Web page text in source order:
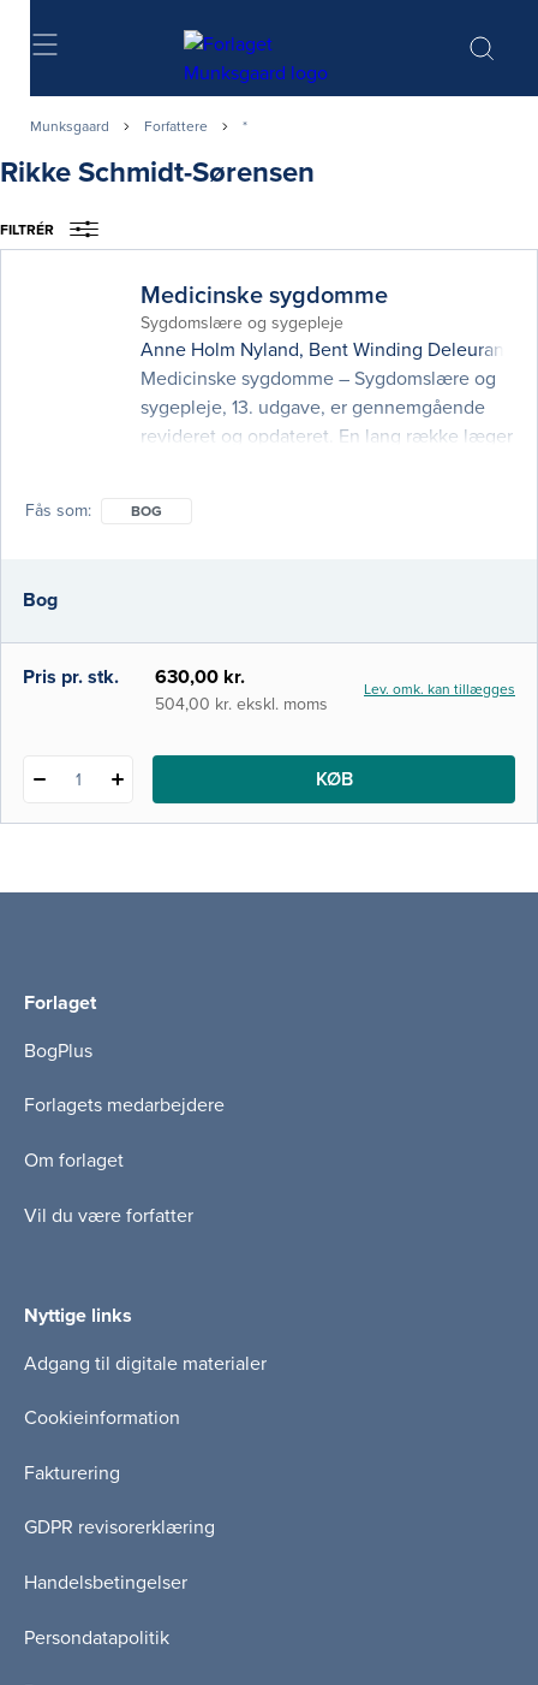
Søg
Munksgaard Forfattere *
Rikke Schmidt-Sørensen
FILTRÉR
Medicinske sygdomme
Sygdomslære og sygepleje
Anne Holm Nyland, Bent Winding Deleuran
Medicinske sygdomme – Sygdomslære og
sygepleje, 13. udgave, er gennemgående
revideret og opdateret. En lang række læger
kommet til, og bogen er udvidet med et
generelle kapitler: Intern medicin, Sun
Fås som BOG
Bog
Pris pr. stk. 630,00 kr.
504,00 kr. ekskl. moms
Lev. omk. kan tillægges
1 KØB
Forlaget
BogPlus
Forlagets medarbejdere
Om forlaget
Vil du være forfatter
Nyttige links
Adgang til digitale materialer
Cookieinformation
Fakturering
GDPR revisorerklæring
Handelsbetingelser
Persondatapolitik